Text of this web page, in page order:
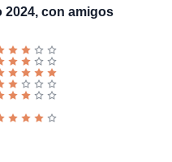
2024, con amigos